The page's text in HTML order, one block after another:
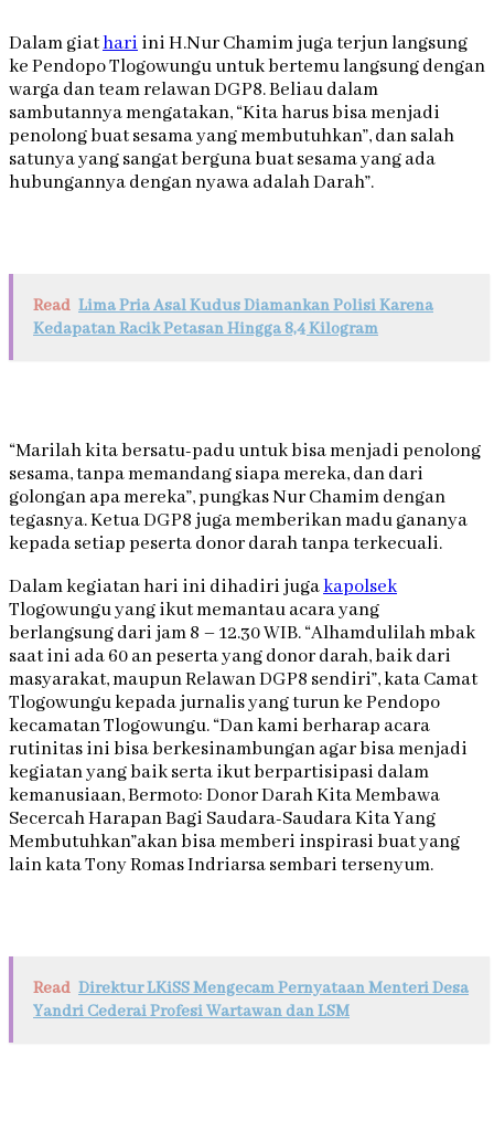
Dalam giathariini H.Nur Chamim juga terjun langsung
ke Pendopo Tlogowungu untuk bertemu langsung dengan
warga dan team relawan DGP8. Beliau dalam
sambutannya mengatakan, “Kita harus bisa menjadi
penolong buat sesama yang membutuhkan”, dan salah
satunya yang sangat berguna buat sesama yang ada
hubungannya dengan nyawa adalah Darah”.
Read Lima Pria Asal Kudus Diamankan Polisi Karena
Kedapatan Racik Petasan Hingga 8,4 Kilogram
“Marilah kita bersatu-padu untuk bisa menjadi penolong
sesama, tanpa memandang siapa mereka, dan dari
golongan apa mereka”, pungkas Nur Chamim dengan
tegasnya. Ketua DGP8 juga memberikan madu gananya
kepada setiap peserta donor darah tanpa terkecuali.
Dalam kegiatan hari ini dihadiri jugakapolsek
Tlogowungu yang ikut memantau acara yang
berlangsung dari jam 8 – 12.30 WIB. “Alhamdulilah mbak
saat ini ada 60 an peserta yang donor darah, baik dari
masyarakat, maupun Relawan DGP8 sendiri”, kata Camat
Tlogowungu kepada jurnalis yang turun ke Pendopo
kecamatan Tlogowungu. “Dan kami berharap acara
rutinitas ini bisa berkesinambungan agar bisa menjadi
kegiatan yang baik serta ikut berpartisipasi dalam
kemanusiaan, Bermoto: Donor Darah Kita Membawa
Secercah Harapan Bagi Saudara-Saudara Kita Yang
Membutuhkan”akan bisa memberi inspirasi buat yang
lain kata Tony Romas Indriarsa sembari tersenyum.
Read Direktur LKiSS Mengecam Pernyataan Menteri Desa
Yandri Cederai Profesi Wartawan dan LSM